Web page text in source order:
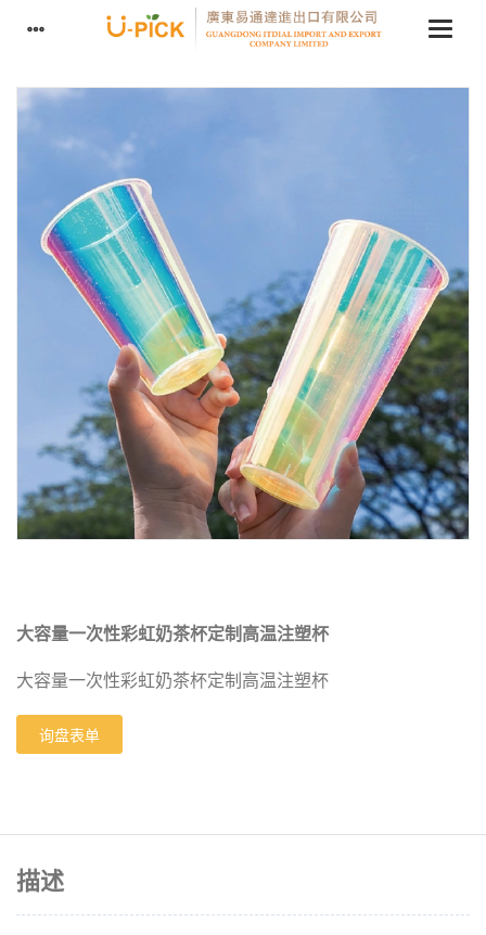
大容量一次性彩虹奶茶杯定制高温注塑杯
大容量一次性彩虹奶茶杯定制高温注塑杯
询盘表单
描述